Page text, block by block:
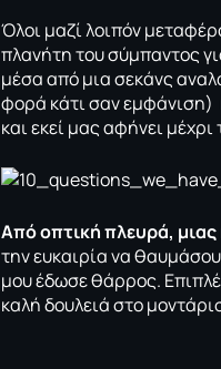
Όλοι μαζί λοιπόν
πλανήτη του σύμπαντος
μέσα από μια σεκάνς
φορά κάτι σαν εμφάνιση)
και εκεί μας αφήνει
Από οπτική πλευρά, μιας
την ευκαιρία να
μου έδωσε θάρρος.
καλή δουλειά στο